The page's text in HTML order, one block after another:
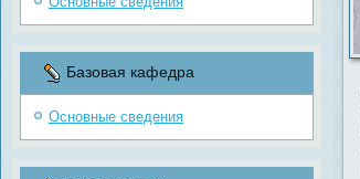
Базовая кафедра
Основные сведения